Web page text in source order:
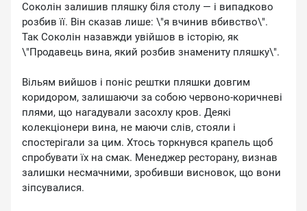
Соколін залишив пляшку біля столу — і випадково
розбив її. Він сказав лише: \"я вчинив вбивство\".
Так Соколін назавжди увійшов в історію, як
\"Продавець вина, який розбив знамениту пляшку\".
Вільям вийшов і поніс рештки пляшки довгим
коридором, залишаючи за собою червоно-коричневі
плями, що нагадували засохлу кров. Деякі
колекціонери вина, не маючи слів, стояли і
спостерігали за цим. Хтось торкнувся крапель щоб
спробувати їх на смак. Менеджер ресторану, визнав
залишки несмачними, зробивши висновок, що вони
зіпсувалися.